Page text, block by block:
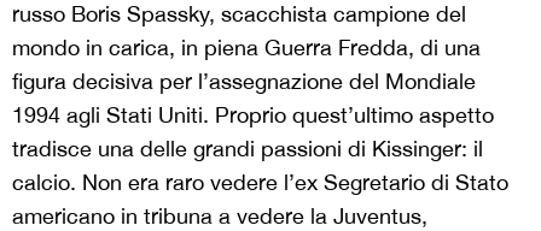
russo Boris Spassky, scacchista campione del
mondo in carica, in piena Guerra Fredda, di una
figura decisiva per l’assegnazione del Mondiale
1994 agli Stati Uniti. Proprio quest’ultimo aspetto
tradisce una delle grandi passioni di Kissinger: il
calcio. Non era raro vedere l’ex Segretario di Stato
americano in tribuna a vedere la Juventus,